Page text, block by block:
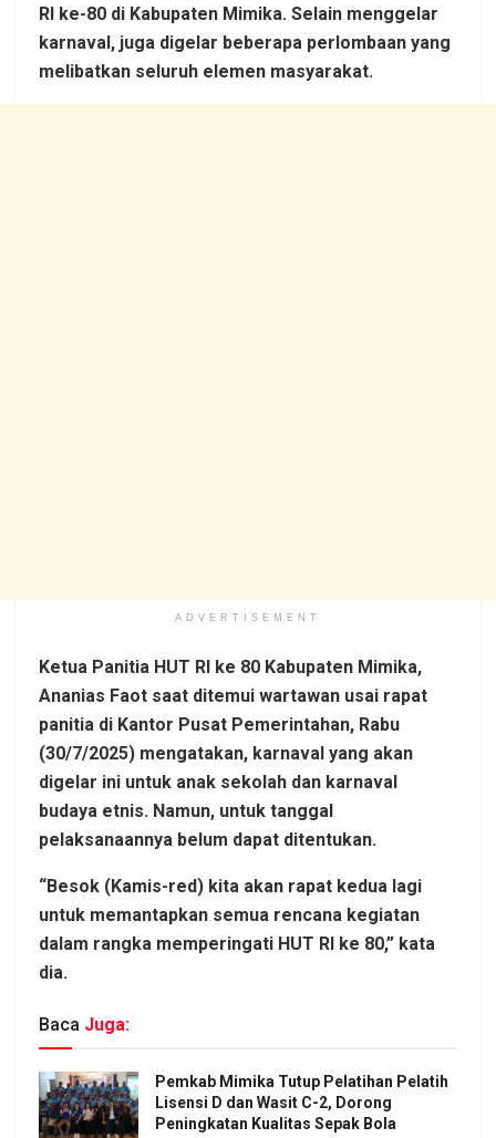
RI ke-80 di Kabupaten Mimika. Selain menggelar
karnaval, juga digelar beberapa perlombaan yang
melibatkan seluruh elemen masyarakat.
ADVERTISEMENT
Ketua Panitia HUT RI ke 80 Kabupaten Mimika,
Ananias Faot saat ditemui wartawan usai rapat
panitia di Kantor Pusat Pemerintahan, Rabu
(30/7/2025) mengatakan, karnaval yang akan
digelar ini untuk anak sekolah dan karnaval
budaya etnis. Namun, untuk tanggal
pelaksanaannya belum dapat ditentukan.
“Besok (Kamis-red) kita akan rapat kedua lagi
untuk memantapkan semua rencana kegiatan
dalam rangka memperingati HUT RI ke 80,” kata
dia.
Baca Juga:
Pemkab Mimika Tutup Pelatihan Pelatih
Lisensi D dan Wasit C-2, Dorong
Peningkatan Kualitas Sepak Bola